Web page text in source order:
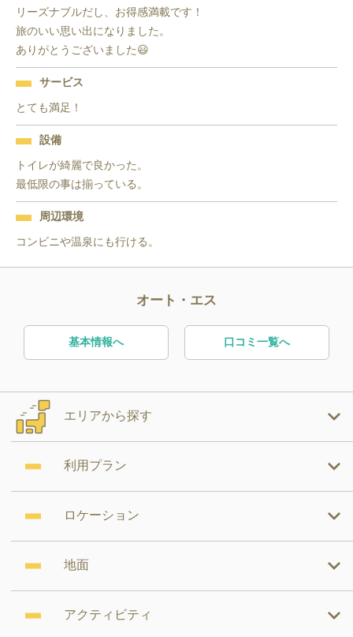
リーズナブルだし、お得感満載です！
旅のいい思い出になりました。
ありがとうございました😃
サービス
とても満足！
設備
トイレが綺麗で良かった。
最低限の事は揃っている。
周辺環境
コンビニや温泉にも行ける。
オート・エス
基本情報へ 口コミ一覧へ
エリアから探す
利用プラン
ロケーション
地面
アクティビティ